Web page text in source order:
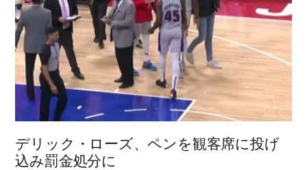
デリック・ローズ、ペンを観客席に投げ
込み罰金処分に